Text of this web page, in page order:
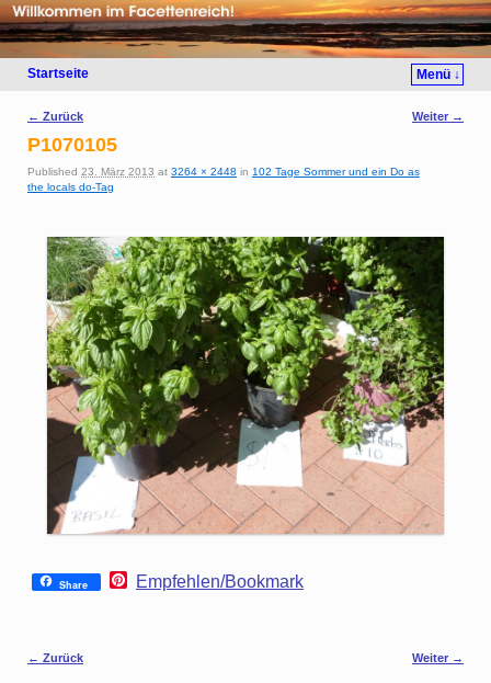
Startseite Menü ↓
Bilder-Navigation
← Zurück Weiter →
P1070105
Published 23. März 2013 at 3264 × 2448 in 102 Tage Sommer und ein Do as
the locals do-Tag
Share
PEmpfehlen/Bookmark
Bilder-Navigation
← Zurück Weiter →